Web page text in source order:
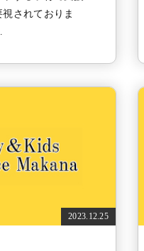
されておりま
2023.12.25